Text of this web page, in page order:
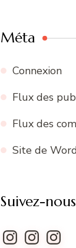
Méta
Connexion
Flux des
Flux des
Site de
Suivez-
Instagram
Instagram